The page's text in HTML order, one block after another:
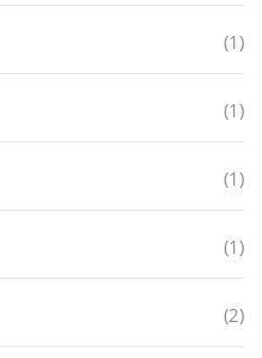
(1)
(1)
(1)
(1)
(2)